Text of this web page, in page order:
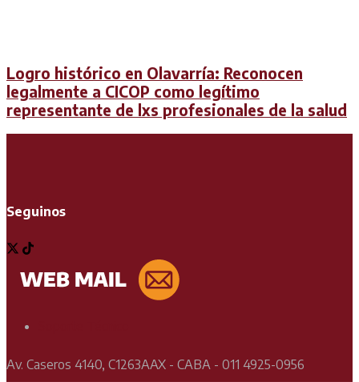
Logro histórico en Olavarría: Reconocen
legalmente a CICOP como legítimo
representante de lxs profesionales de la salud
Seguinos
Av. Caseros 4140, C1263AAX - CABA - 011 4925-0956